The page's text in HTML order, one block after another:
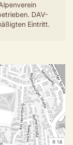
DAV-
Eintritt.